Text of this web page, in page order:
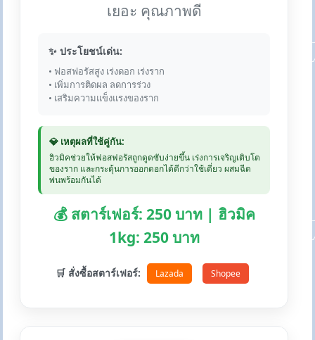
เยอะ คุณภาพดี
✨ ประโยชน์เด่น:
• ฟอสฟอรัสสูง เร่งดอก เร่งราก
• เพิ่มการติดผล ลดการร่วง
• เสริมความแข็งแรงของราก
💎 เหตุผลที่ใช้คู่กัน:
ฮิวมิคช่วยให้ฟอสฟอรัสถูกดูดซับง่ายขึ้น เร่งการเจริญเติบโต
ของราก และกระตุ้นการออกดอกได้ดีกว่าใช้เดี่ยว ผสมฉีด
พ่นพร้อมกันได้
💰 สตาร์เฟอร์: 250 บาท | ฮิวมิค
1kg: 250 บาท
🛒 สั่งซื้อสตาร์เฟอร์: Lazada Shopee